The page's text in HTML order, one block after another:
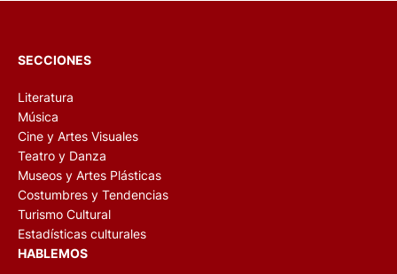
SECCIONES
Literatura
Música
Cine y Artes Visuales
Teatro y Danza
Museos y Artes Plásticas
Costumbres y Tendencias
Turismo Cultural
Estadísticas culturales
HABLEMOS